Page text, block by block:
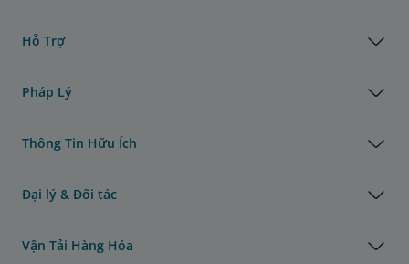
Hỗ Trợ
Pháp Lý
Thông Tin Hữu Ích
Đại lý & Đối tác
Vận Tải Hàng Hóa